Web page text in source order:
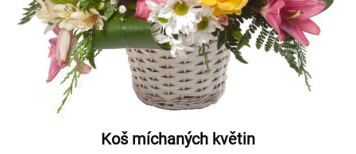
Koš míchaných květin